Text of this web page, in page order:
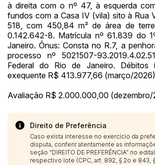
à direita com o nº 47, à esquerda
fundos com a Casa IV (vila) sito à Rua
518, com 450,84 m² de área de
0.142.642-8. Matrícula nº 61.839 do
Janeiro. Ônus: Consta no R.7, a
processo nº 5021507-
Federal do Rio de Janeiro. Débitos
exequente R$ 413.977,66 (março/2026)
Avaliação R$ 2.000.000,00 (dezembro/
Direito de Preferência
Caso exista interesse no exercício da
disputa, conferir atentamente as
seção “DIREITO DE PREFERÊNCIA” no
respectivo lote (CPC, art. 892, § 2o e 843,